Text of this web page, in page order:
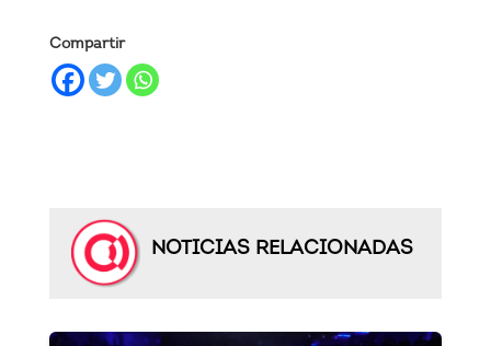
Compartir
NOTICIAS RELACIONADAS